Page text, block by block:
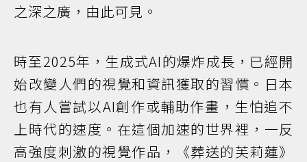
之深之廣，由此可見。
時至2025年，生成式AI的爆炸成長，已經開
始改變人們的視覺和資訊獲取的習慣。日本
也有人嘗試以AI創作或輔助作畫，生怕追不
上時代的速度。在這個加速的世界裡，一反
高強度刺激的視覺作品，《葬送的芙莉蓮》